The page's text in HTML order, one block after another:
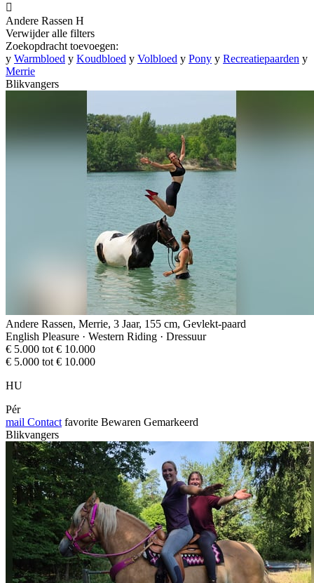

Andere Rassen H
Verwijder alle filters
Zoekopdracht toevoegen:
y Warmbloed y Koudbloed y Volbloed y Pony y Recreatiepaarden y
Merrie
Blikvangers
Andere Rassen, Merrie, 3 Jaar, 155 cm, Gevlekt-paard
English Pleasure · Western Riding · Dressuur
€ 5.000 tot € 10.000
€ 5.000 tot € 10.000
HU
Pér
mail Contact favorite Bewaren Gemarkeerd
Blikvangers